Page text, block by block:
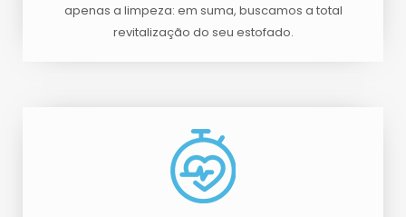
apenas a limpeza: em suma, buscamos a total
revitalização do seu estofado.